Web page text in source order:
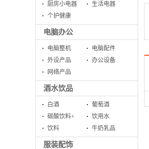
厨房小电器
生活电器
个护健康
电脑办公
电脑整机
电脑配件
外设产品
办公设备
网络产品
酒水饮品
白酒
葡萄酒
碳酸饮料+
饮用水
饮料
牛奶乳品
服装配饰